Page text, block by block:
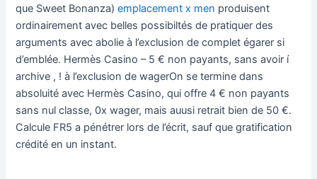
que Sweet Bonanza)emplacement x men produisent
ordinairement avec belles possibiltés de pratiquer des
arguments avec abolie à l’exclusion de complet égarer si
d’emblée. Hermès Casino – 5 € non payants, sans avoir í
archive , ! à l’exclusion de wagerOn se termine dans
absoluité avec Hermès Casino, qui offre 4 € non payants
sans nul classe, 0x wager, mais auusi retrait bien de 50 €.
Calcule FR5 a pénétrer lors de l’écrit, sauf que gratification
crédité en un instant.